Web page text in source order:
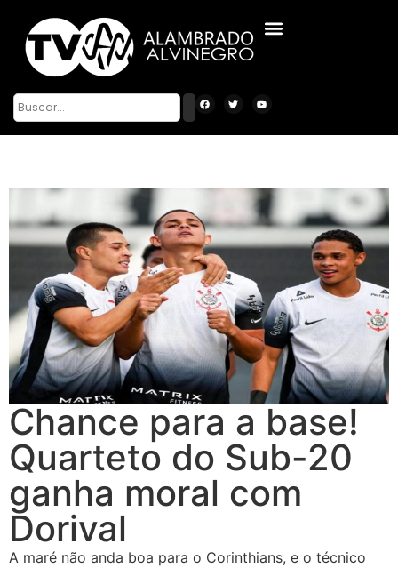
Chance para a base!
Quarteto do Sub-20
ganha moral com
Dorival
A maré não anda boa para o Corinthians, e o técnico